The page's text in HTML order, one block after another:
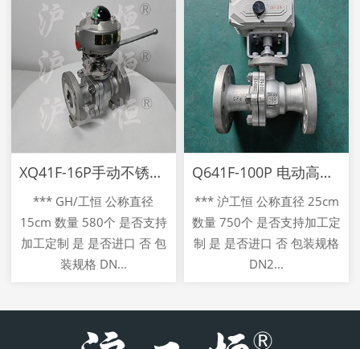
XQ41F-16P手动不锈钢信号球阀 限位开关调节控制高性能
*** GH/工恒 公称直径
15cm 数量 580个 是否支持
加工定制 是 是否进口 否 包
装规格 DN...
Q641F-100P 电动高压不锈钢球阀 导热油蒸汽高温耐磨开
*** 沪工恒 公称直径 25cm
数量 750个 是否支持加工定
制 是 是否进口 否 包装规格
DN2...